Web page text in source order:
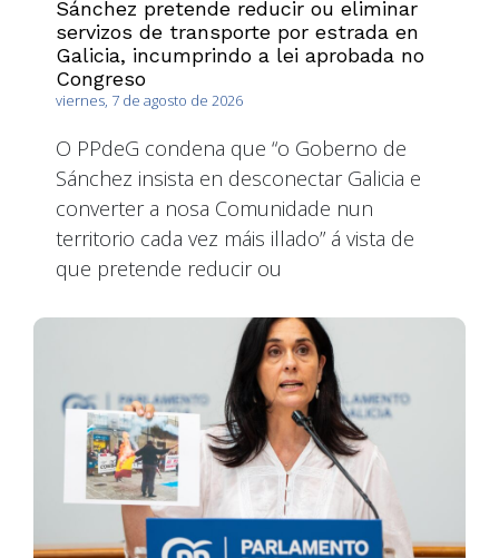
Sánchez pretende reducir ou eliminar
servizos de transporte por estrada en
Galicia, incumprindo a lei aprobada no
Congreso
viernes, 7 de agosto de 2026
O PPdeG condena que “o Goberno de
Sánchez insista en desconectar Galicia e
converter a nosa Comunidade nun
territorio cada vez máis illado” á vista de
que pretende reducir ou